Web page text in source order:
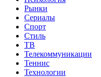
Рынки
Сериалы
Спорт
Стиль
ТВ
Телекоммуникации
Теннис
Технологии